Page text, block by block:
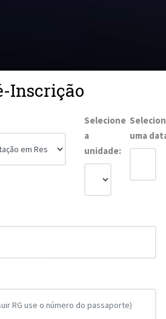
Inscrição
Selecione
a
unidade:
uma